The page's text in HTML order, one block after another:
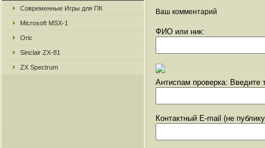
Современные Игры для ПК
Microsoft MSX-1
Oric
Sinclair ZX-81
ZX Spectrum
Ваш комментарий
ФИО или ник:
Антиспам проверка: Введите
Контактный E-mail (не